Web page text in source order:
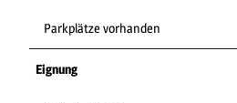
Parkplätze vorhanden
Eignung